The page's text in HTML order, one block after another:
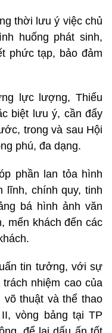
thời lưu ý việc chủ
huống phát sinh,
phức tạp, bảo đảm
lực lượng, Thiếu
biệt lưu ý, cần đẩy
trong và sau Hội
phú, đa dạng.
phần lan tỏa hình
lĩnh, chính quy, tinh
bá hình ảnh văn
mến khách đến các
tin tưởng, với sự
nhiệm cao của
thuật và thể thao
vòng bảng tại TP